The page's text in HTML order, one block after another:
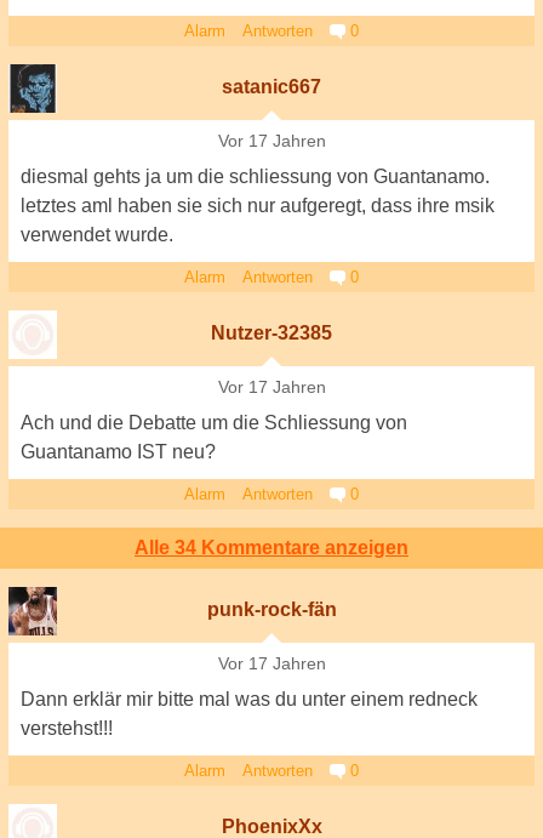
Alarm Antworten 0
satanic667
Vor 17 Jahren
diesmal gehts ja um die schliessung von Guantanamo.
letztes aml haben sie sich nur aufgeregt, dass ihre msik
verwendet wurde.
Alarm Antworten 0
Nutzer-32385
Vor 17 Jahren
Ach und die Debatte um die Schliessung von
Guantanamo IST neu?
Alarm Antworten 0
Alle 34 Kommentare anzeigen
punk-rock-fän
Vor 17 Jahren
Dann erklär mir bitte mal was du unter einem redneck
verstehst!!!
Alarm Antworten 0
PhoenixXx